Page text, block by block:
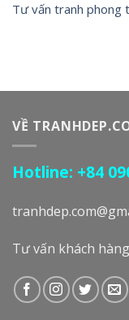
Tư vấn tranh phong
VỀ
Hotline: +84
Tư vấn khách